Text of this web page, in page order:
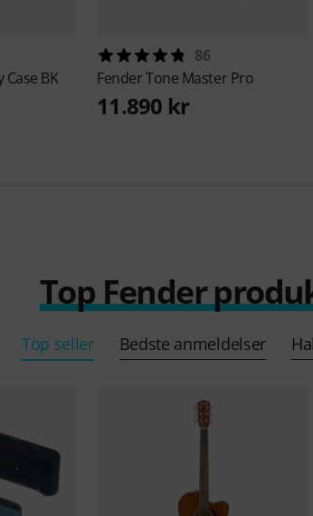
BK
86
FenderTone Master Pro
11.890 kr
Top Fender
Top seller Bedste anmeldelser